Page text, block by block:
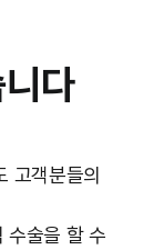
다
고객분들의
수술을 할 수